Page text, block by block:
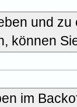
und
können
im